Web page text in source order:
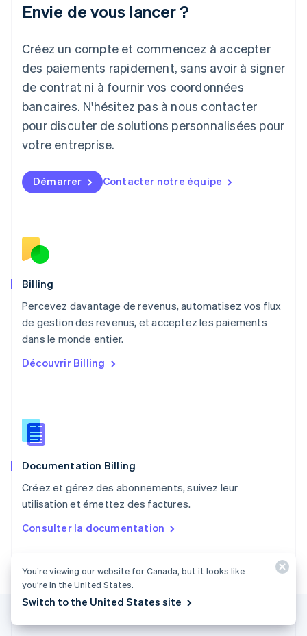
Envie de vous lancer ?
Créez un compte et commencez à accepter
des paiements rapidement, sans avoir à signer
de contrat ni à fournir vos coordonnées
bancaires. N'hésitez pas à nous contacter
pour discuter de solutions personnalisées pour
votre entreprise.
Démarrer Contacter notre équipe
Billing
Percevez davantage de revenus, automatisez vos flux
de gestion des revenus, et acceptez les paiements
dans le monde entier.
Découvrir Billing
Documentation Billing
Créez et gérez des abonnements, suivez leur
utilisation et émettez des factures.
Consulter la documentation
Japon
Lettonie
English
Liechtenstein
DeutschEnglish
Lituanie
Luxembourg
FrançaisDeutschEnglish
English简体中文
Malte
English
Nouvelle-Zélande
English
NederlandsEnglish
Pologne
English
Português English
English
Roumanie
Royaume-Uni
Singapour
English 简体中文
English
Suède
Svenska English
Suisse
Thaïlande
You’re viewing our website for Canada, but it looks like
you’re in the United States.
Switch to the United States site